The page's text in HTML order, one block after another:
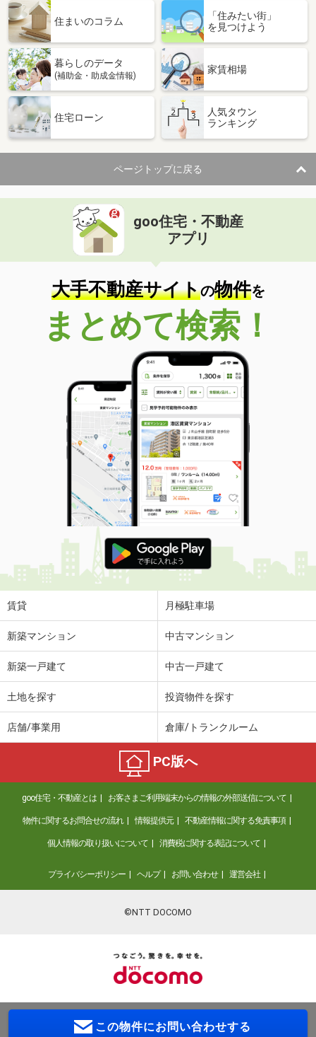
住まいのコラム
「住みたい街」
を見つけよう
暮らしのデータ
(補助金・助成金情報)
家賃相場
住宅ローン
人気タウン
ランキング
ページトップに戻る
goo住宅・不動産
アプリ
大手不動産サイトの物件を
まとめて検索！
賃貸 月極駐車場
新築マンション 中古マンション
新築一戸建て 中古一戸建て
土地を探す 投資物件を探す
店舗/事業用 倉庫/トランクルーム
PC版へ
goo住宅・不動産とは お客さまご利用端末からの情報の外部送信について
物件に関するお問合せの流れ 情報提供元 不動産情報に関する免責事項
個人情報の取り扱いについて 消費税に関する表記について
プライバシーポリシー ヘルプ お問い合わせ 運営会社
©NTT DOCOMO
この物件にお問い合わせする